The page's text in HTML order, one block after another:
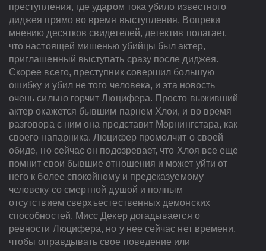
преступления, где ударом тока убило известного
диджея прямо во время выступления. Вопреки
мнению десятков свидетелей, детектив полагает,
что настоящей мишенью убийцы был актер,
приглашенный выступать сразу после диджея.
Скорее всего, преступник совершил большую
ошибку и убил не того человека, и эта новость
очень сильно горчит Люцифера. Просто выживший
актер окажется бывшим парнем Хлои, и во время
разговора с ним она представит Морнингстара, как
своего напарника. Люцифер промолчит о своей
обиде, но сейчас он подозревает, что Хлоя все еще
помнит свои бывшие отношения и может уйти от
него к более спокойному и предсказуемому
человеку со смертной душой и полным
отсутствием сверхъестественных демонских
способностей. Мисс Декер догадывается о
ревности Люцифера, но у нее сейчас нет времени,
чтобы оправдывать свое поведение или